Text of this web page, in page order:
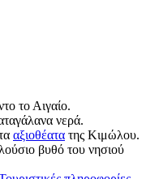
το Αιγαίο.
νερά.
αξιοθέατα της Κιμώλου.
βυθό του νησιού